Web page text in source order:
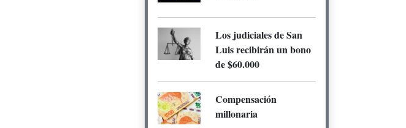
Los judiciales de San
Luis recibirán un bono
de $60.000
Compensación
millonaria